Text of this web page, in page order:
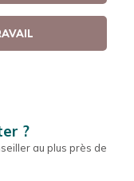
?
au plus près de